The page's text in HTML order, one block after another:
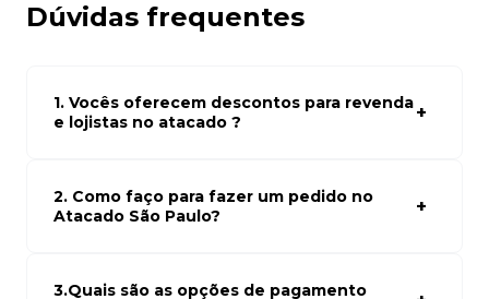
Dúvidas frequentes
1. Vocês oferecem descontos para revenda
e lojistas no atacado ?
atacado empresas e compre com os melhores preços
para seu modelo de negócio
2. Como faço para fazer um pedido no
Atacado São Paulo?
carrinho. Em seguida, siga as instruções para finalizar a
3.Quais são as opções de pagamento